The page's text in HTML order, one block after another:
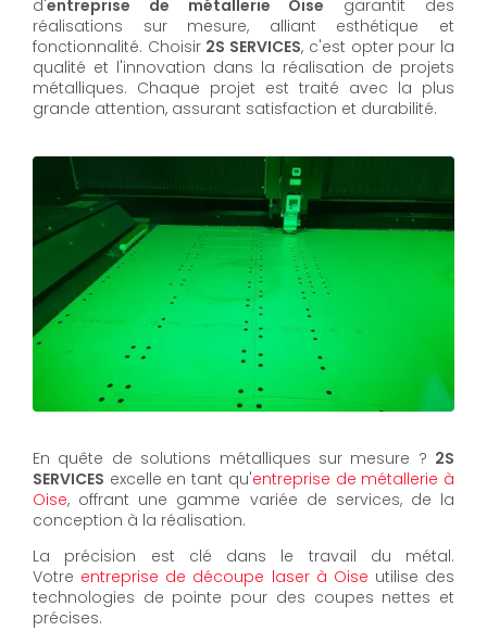
d'entreprise de métallerie Oise garantit des
réalisations sur mesure, alliant esthétique et
fonctionnalité. Choisir 2S SERVICES, c'est opter pour la
qualité et l'innovation dans la réalisation de projets
métalliques. Chaque projet est traité avec la plus
grande attention, assurant satisfaction et durabilité.
En quête de solutions métalliques sur mesure ? 2S
SERVICES excelle en tant qu'entreprise de métallerie à
Oise, offrant une gamme variée de services, de la
conception à la réalisation.
La précision est clé dans le travail du métal.
Votre entreprise de découpe laser à Oise utilise des
technologies de pointe pour des coupes nettes et
précises.